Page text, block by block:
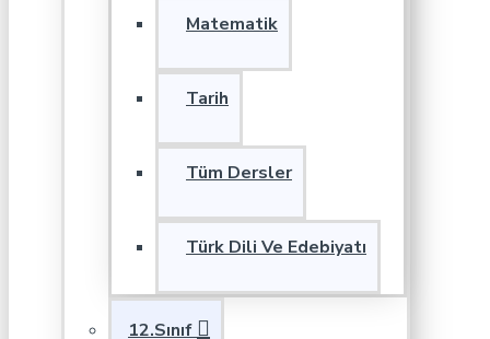
Matematik
Tarih
Tüm Dersler
Türk Dili Ve Edebiyatı
12.Sınıf